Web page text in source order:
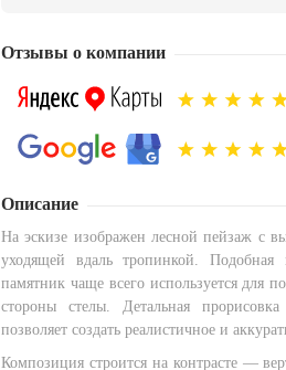
Отзывы о компании
Описание
На эскизе изображен лесной пейзаж с
уходящей вдаль тропинкой. Подобная
памятник чаще всего используется для
стороны стелы. Детальная
позволяет создать реалистичное и
Композиция строится на контрасте —